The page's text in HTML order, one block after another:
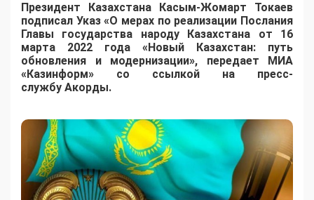
Президент Казахстана Касым-Жомарт Токаев
подписал Указ «О мерах по реализации Послания
Главы государства народу Казахстана от 16
марта 2022 года «Новый Казахстан: путь
обновления и модернизации», передает МИА
«Казинформ» со ссылкой на пресс-
службу Акорды.